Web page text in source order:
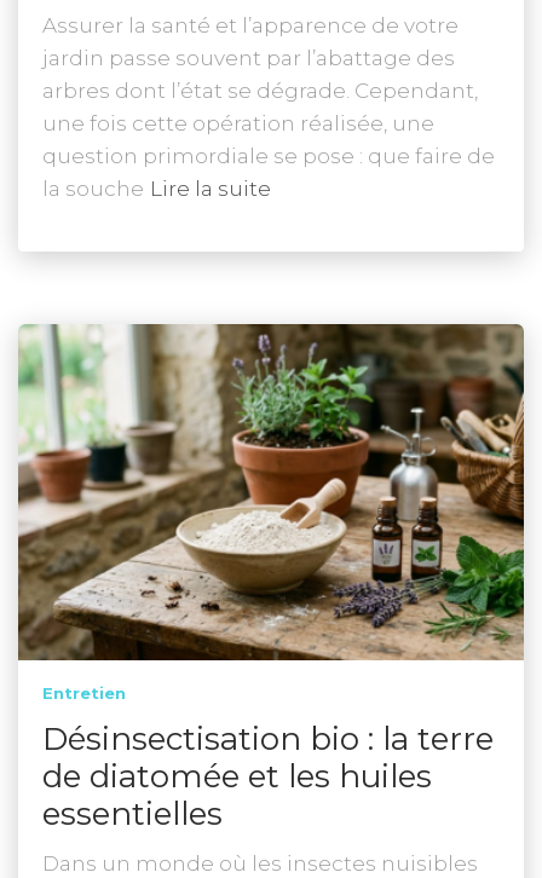
Assurer la santé et l’apparence de votre
jardin passe souvent par l’abattage des
arbres dont l’état se dégrade. Cependant,
une fois cette opération réalisée, une
question primordiale se pose : que faire de
la souche Lire la suite
Entretien
Désinsectisation bio : la terre
de diatomée et les huiles
essentielles
Dans un monde où les insectes nuisibles